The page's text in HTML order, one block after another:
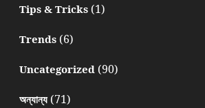
Tips & Tricks(1)
Trends(6)
Uncategorized(90)
অন্যান্য(71)